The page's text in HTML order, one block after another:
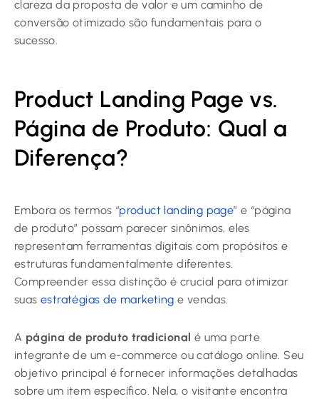
clareza da proposta de valor e um caminho de
conversão otimizado são fundamentais para o
sucesso.
Product Landing Page vs.
Página de Produto: Qual a
Diferença?
Embora os termos “product landing page” e “página
de produto” possam parecer sinônimos, eles
representam ferramentas digitais com propósitos e
estruturas fundamentalmente diferentes.
Compreender essa distinção é crucial para otimizar
suas estratégias de marketing e vendas.
A página de produto tradicional é uma parte
integrante de um e-commerce ou catálogo online. Seu
objetivo principal é fornecer informações detalhadas
sobre um item específico. Nela, o visitante encontra